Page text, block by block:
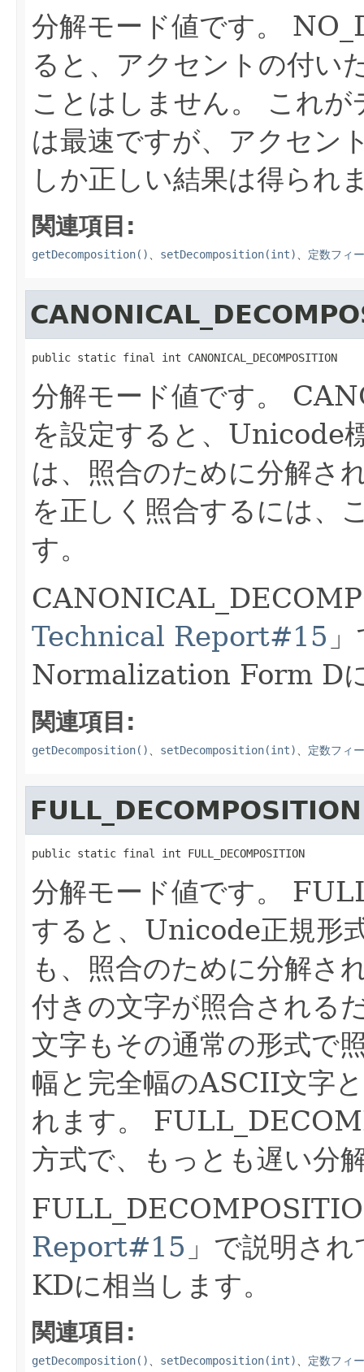
分解モード値です。
ると、アクセントの付い
ことはしません。
これが
は最速ですが、アクセン
しか正しい結果は得られ
関連項目:
getDecomposition() setDecomposition(int) 定数フィ
public static final int CANONICAL_DECOMPOSITION
分解モード値です。
を設定すると、Unicode
は、照合のために分解さ
を正しく照合するには、
す。
Technical Report#15
Normalization Form D
関連項目:
getDecomposition() setDecomposition(int) 定数フィ
FULL_DECOMPOSITION
public static final int FULL_DECOMPOSITION
分解モード値です。
すると、Unicode正規形
も、照合のために分解さ
付きの文字が照合される
文字もその通常の形式で
幅と完全幅のASCII文字
れます。
方式で、もっとも遅い分
Report#15 」で説明さ
KDに相当します。
関連項目:
getDecomposition() setDecomposition(int) 定数フィ